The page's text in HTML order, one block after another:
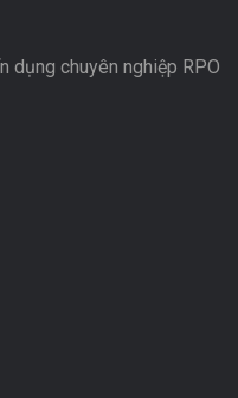
dụng chuyên nghiệp RPO